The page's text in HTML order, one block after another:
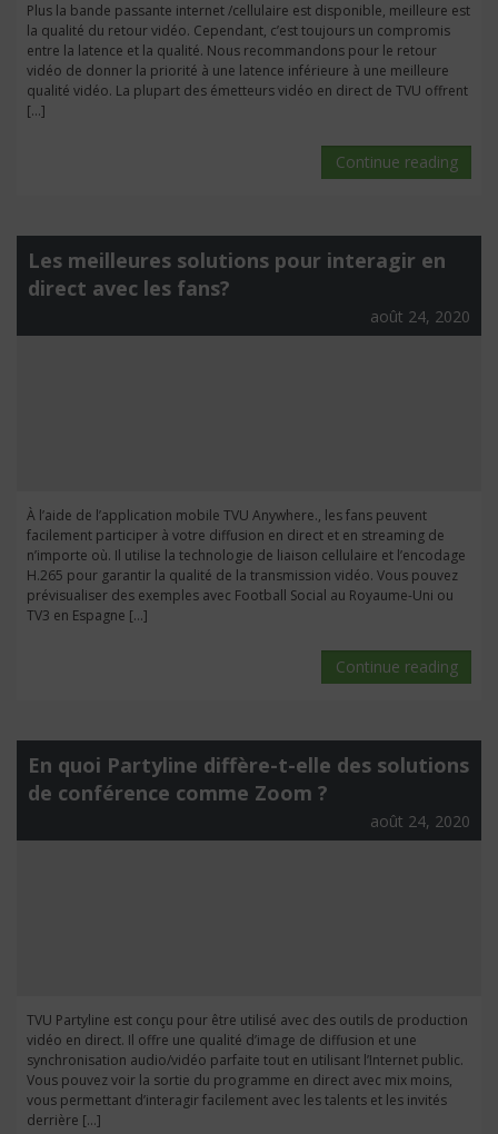
Plus la bande passante internet /cellulaire est disponible, meilleure est
la qualité du retour vidéo. Cependant, c’est toujours un compromis
entre la latence et la qualité. Nous recommandons pour le retour
vidéo de donner la priorité à une latence inférieure à une meilleure
qualité vidéo. La plupart des émetteurs vidéo en direct de TVU offrent
[…]
Continue reading
Les meilleures solutions pour interagir en
direct avec les fans?
août 24, 2020
À l’aide de l’application mobile TVU Anywhere., les fans peuvent
facilement participer à votre diffusion en direct et en streaming de
n’importe où. Il utilise la technologie de liaison cellulaire et l’encodage
H.265 pour garantir la qualité de la transmission vidéo. Vous pouvez
prévisualiser des exemples avec Football Social au Royaume-Uni ou
TV3 en Espagne […]
Continue reading
En quoi Partyline diffère-t-elle des solutions
de conférence comme Zoom ?
août 24, 2020
TVU Partyline est conçu pour être utilisé avec des outils de production
vidéo en direct. Il offre une qualité d’image de diffusion et une
synchronisation audio/vidéo parfaite tout en utilisant l’Internet public.
Vous pouvez voir la sortie du programme en direct avec mix moins,
vous permettant d’interagir facilement avec les talents et les invités
derrière […]